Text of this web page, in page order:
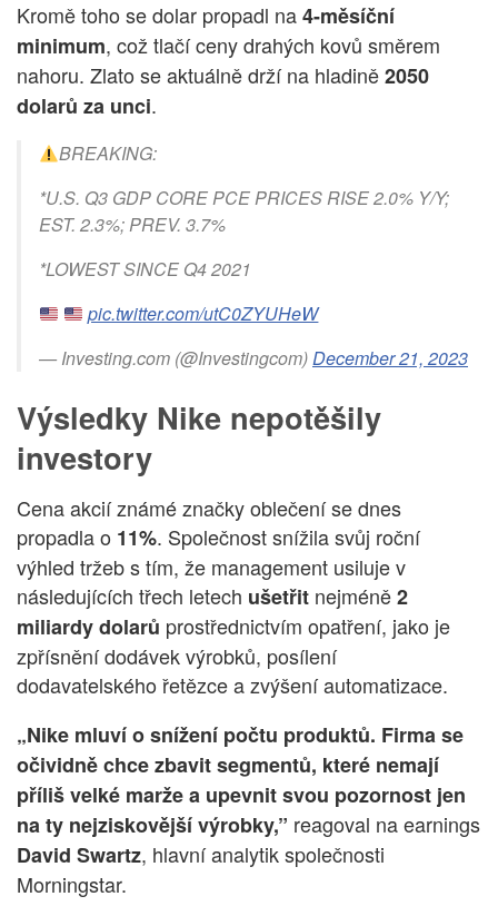
Kromě toho se dolar propadl na4-měsíční
minimum, což tlačí ceny drahých kovů směrem
nahoru. Zlato se aktuálně drží na hladině2050
dolarů za unci.
BREAKING:
*U.S. Q3 GDP CORE PCE PRICES RISE 2.0% Y/Y;
EST. 2.3%; PREV. 3.7%
*LOWEST SINCE Q4 2021
pic.twitter.com/utC0ZYUHeW
— Investing.com (@Investingcom)December 21, 2023
Výsledky Nike nepotěšily
investory
Cena akcií známé značky oblečení se dnes
propadla o 11%. Společnost snížila svůj roční
výhled tržeb s tím, že management usiluje v
následujících třech letech ušetřit nejméně2
miliardy dolarů prostřednictvím opatření, jako je
zpřísnění dodávek výrobků, posílení
dodavatelského řetězce a zvýšení automatizace.
„Nike mluví o snížení počtu produktů. Firma se
očividně chce zbavit segmentů, které nemají
příliš velké marže a upevnit svou pozornost jen
na ty nejziskovější výrobky,” reagoval na earnings
David Swartz, hlavní analytik společnosti
Morningstar.